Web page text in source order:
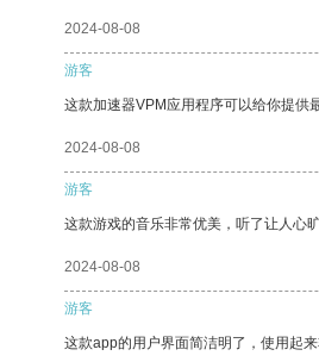
2024-08-08
游客
这款加速器VPM应用程序可以给你提供
2024-08-08
游客
这款游戏的音乐非常优美，听了让人心旷
2024-08-08
游客
这款app的用户界面简洁明了，使用起